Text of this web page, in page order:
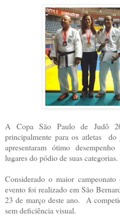
A Copa São Paulo de Judô
principalmente para os atletas
apresentaram ótimo
lugares do pódio de suas categorias.
Considerado o maior
evento foi realizado em São
23 de março deste ano. A
sem deficiência visual.